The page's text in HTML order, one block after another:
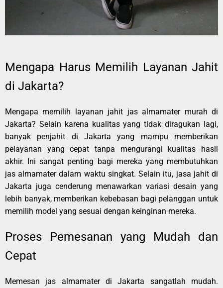
Mengapa Harus Memilih Layanan Jahit
di Jakarta?
Mengapa memilih layanan jahit jas almamater murah di
Jakarta? Selain karena kualitas yang tidak diragukan lagi,
banyak penjahit di Jakarta yang mampu memberikan
pelayanan yang cepat tanpa mengurangi kualitas hasil
akhir. Ini sangat penting bagi mereka yang membutuhkan
jas almamater dalam waktu singkat. Selain itu, jasa jahit di
Jakarta juga cenderung menawarkan variasi desain yang
lebih banyak, memberikan kebebasan bagi pelanggan untuk
memilih model yang sesuai dengan keinginan mereka.
Proses Pemesanan yang Mudah dan
Cepat
Memesan jas almamater di Jakarta sangatlah mudah.